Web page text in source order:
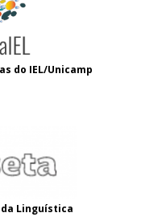
do IEL/Unicamp
Linguística